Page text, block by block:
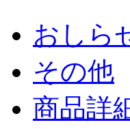
おしら
その他
商品詳